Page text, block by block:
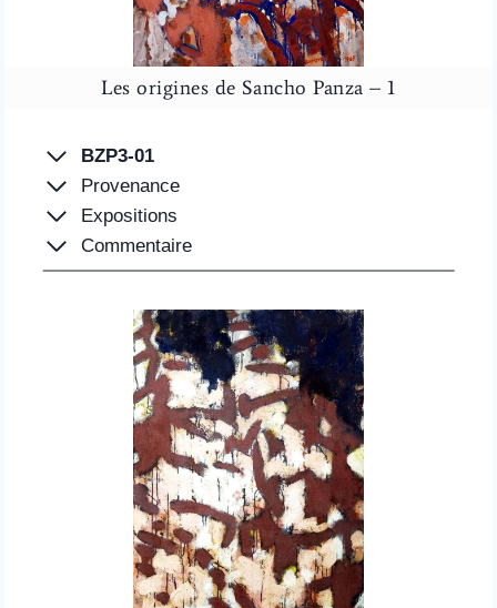
Les origines de Sancho Panza – 1
BZP3-01
Provenance
Expositions
Commentaire